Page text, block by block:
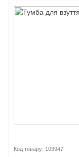
Код товару: 103947